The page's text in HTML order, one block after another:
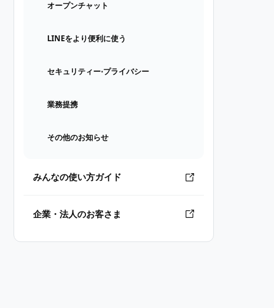
オープンチャット
LINEをより便利に使う
セキュリティー⋅プライバシー
業務提携
その他のお知らせ
みんなの使い方ガイド
企業・法人のお客さま